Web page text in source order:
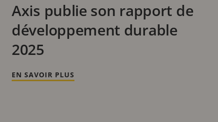
Axis publie son rapport de
développement durable
2025
EN SAVOIR PLUS